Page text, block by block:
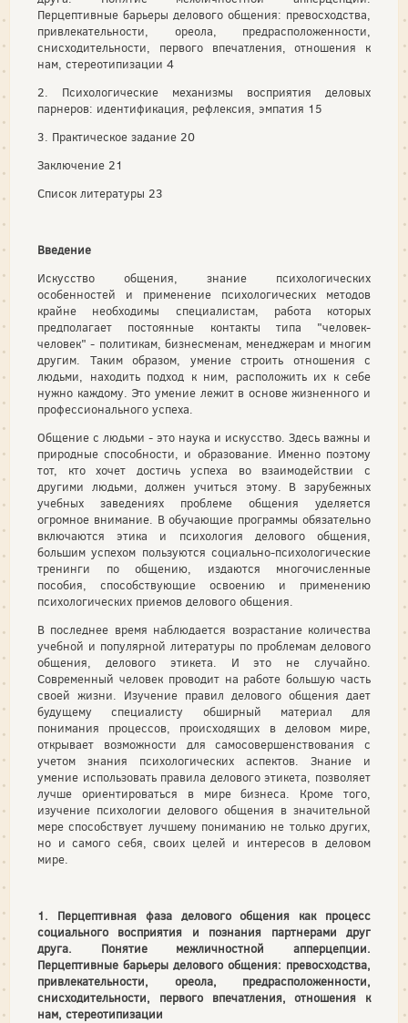
Перцептивные барьеры делового общения: превосходства,
привлекательности, ореола, предрасположенности,
снисходительности, первого впечатления, отношения к
нам, стереотипизации 4
2. Психологические механизмы восприятия деловых
парнеров: идентификация, рефлексия, эмпатия 15
3. Практическое задание 20
Заключение 21
Список литературы 23
Введение
Искусство общения, знание психологических
особенностей и применение психологических методов
крайне необходимы специалистам, работа которых
предполагает постоянные контакты типа "человек-
человек" - политикам, бизнесменам, менеджерам и многим
другим. Таким образом, умение строить отношения с
людьми, находить подход к ним, расположить их к себе
нужно каждому. Это умение лежит в основе жизненного и
профессионального успеха.
Общение с людьми - это наука и искусство. Здесь важны и
природные способности, и образование. Именно поэтому
тот, кто хочет достичь успеха во взаимодействии с
другими людьми, должен учиться этому. В зарубежных
учебных заведениях проблеме общения уделяется
огромное внимание. В обучающие программы обязательно
включаются этика и психология делового общения,
большим успехом пользуются социально-психологические
тренинги по общению, издаются многочисленные
пособия, способствующие освоению и применению
психологических приемов делового общения.
В последнее время наблюдается возрастание количества
учебной и популярной литературы по проблемам делового
общения, делового этикета. И это не случайно.
Современный человек проводит на работе большую часть
своей жизни. Изучение правил делового общения дает
будущему специалисту обширный материал для
понимания процессов, происходящих в деловом мире,
открывает возможности для самосовершенствования с
учетом знания психологических аспектов. Знание и
умение использовать правила делового этикета, позволяет
лучше ориентироваться в мире бизнеса. Кроме того,
изучение психологии делового общения в значительной
мере способствует лучшему пониманию не только других,
но и самого себя, своих целей и интересов в деловом
мире.
1. Перцептивная фаза делового общения как процесс
социального восприятия и познания партнерами друг
друга. Понятие межличностной апперцепции.
Перцептивные барьеры делового общения: превосходства,
привлекательности, ореола, предрасположенности,
снисходительности, первого впечатления, отношения к
нам, стереотипизации